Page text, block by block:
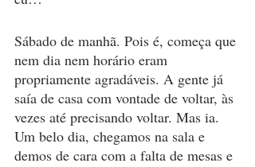
Sábado de manhã. Pois é, começa que
nem dia nem horário eram
propriamente agradáveis. A gente já
saía de casa com vontade de voltar, às
vezes até precisando voltar. Mas ia.
Um belo dia, chegamos na sala e
demos de cara com a falta de mesas e